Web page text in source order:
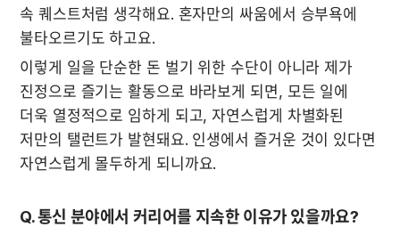
속 퀘스트처럼 생각해요. 혼자만의 싸움에서 승부욕에
불타오르기도 하고요.
이렇게 일을 단순한 돈 벌기 위한 수단이 아니라 제가
진정으로 즐기는 활동으로 바라보게 되면, 모든 일에
더욱 열정적으로 임하게 되고, 자연스럽게 차별화된
저만의 탤런트가 발현돼요. 인생에서 즐거운 것이 있다면
자연스럽게 몰두하게 되니까요.
Q. 통신 분야에서 커리어를 지속한 이유가 있을까요?